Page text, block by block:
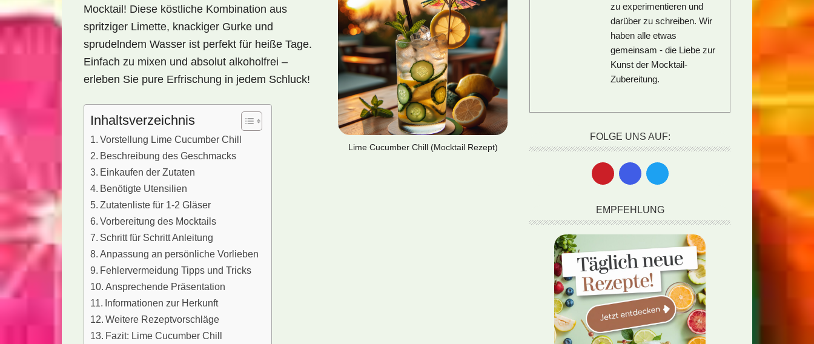
Lime Cucumber Chill (Mocktail Rezept)
Mocktail! Diese köstliche Kombination aus
spritziger Limette, knackiger Gurke und
sprudelndem Wasser ist perfekt für heiße Tage.
Einfach zu mixen und absolut alkoholfrei –
erleben Sie pure Erfrischung in jedem Schluck!
Inhaltsverzeichnis
Vorstellung Lime Cucumber Chill
Beschreibung des Geschmacks
Einkaufen der Zutaten
Benötigte Utensilien
Zutatenliste für 1-2 Gläser
Vorbereitung des Mocktails
Schritt für Schritt Anleitung
Anpassung an persönliche Vorlieben
Fehlervermeidung Tipps und Tricks
Ansprechende Präsentation
Informationen zur Herkunft
Weitere Rezeptvorschläge
Fazit: Lime Cucumber Chill
zu experimentieren und
darüber zu schreiben. Wir
haben alle etwas
gemeinsam - die Liebe zur
Kunst der Mocktail-
Zubereitung.
FOLGE UNS AUF:
EMPFEHLUNG